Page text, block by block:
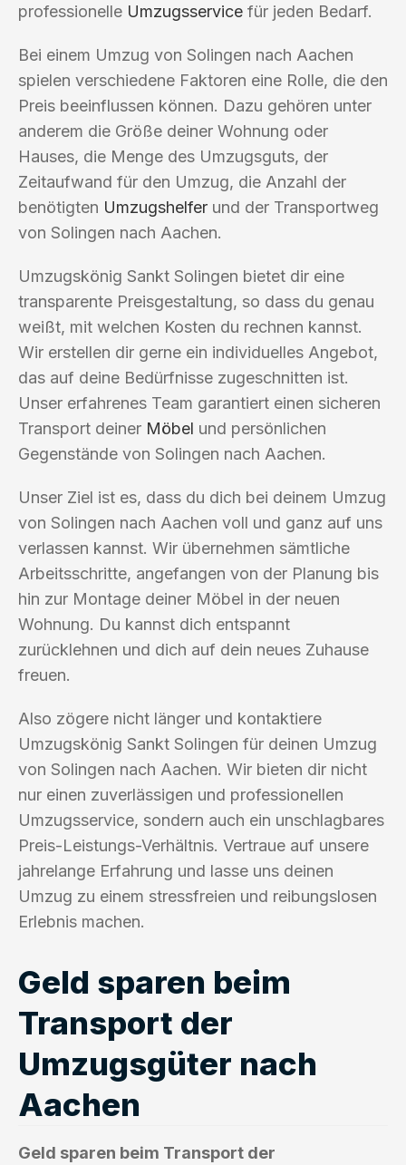
professionelle Umzugsservice für jeden Bedarf.
Bei einem Umzug von Solingen nach Aachen
spielen verschiedene Faktoren eine Rolle, die den
Preis beeinflussen können. Dazu gehören unter
anderem die Größe deiner Wohnung oder
Hauses, die Menge des Umzugsguts, der
Zeitaufwand für den Umzug, die Anzahl der
benötigten Umzugshelfer und der Transportweg
von Solingen nach Aachen.
Umzugskönig Sankt Solingen bietet dir eine
transparente Preisgestaltung, so dass du genau
weißt, mit welchen Kosten du rechnen kannst.
Wir erstellen dir gerne ein individuelles Angebot,
das auf deine Bedürfnisse zugeschnitten ist.
Unser erfahrenes Team garantiert einen sicheren
Transport deiner Möbel und persönlichen
Gegenstände von Solingen nach Aachen.
Unser Ziel ist es, dass du dich bei deinem Umzug
von Solingen nach Aachen voll und ganz auf uns
verlassen kannst. Wir übernehmen sämtliche
Arbeitsschritte, angefangen von der Planung bis
hin zur Montage deiner Möbel in der neuen
Wohnung. Du kannst dich entspannt
zurücklehnen und dich auf dein neues Zuhause
freuen.
Also zögere nicht länger und kontaktiere
Umzugskönig Sankt Solingen für deinen Umzug
von Solingen nach Aachen. Wir bieten dir nicht
nur einen zuverlässigen und professionellen
Umzugsservice, sondern auch ein unschlagbares
Preis-Leistungs-Verhältnis. Vertraue auf unsere
jahrelange Erfahrung und lasse uns deinen
Umzug zu einem stressfreien und reibungslosen
Erlebnis machen.
Geld sparen beim
Transport der
Umzugsgüter nach
Aachen
Geld sparen beim Transport der